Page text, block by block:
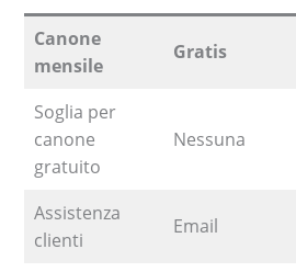
Canone
mensile
Gratis
Soglia per
canone
gratuito
Nessuna
Assistenza
clienti
Email